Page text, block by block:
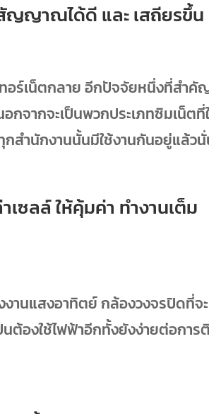
สัญญาณได้ดี และ เสถียรขึ้น
ทอร์เน็ตกลาย อีกปัจจัยหนึ่งที่สำคั
กจากจะเป็นพวกประเภทซิมเน็ต
ำนักงานนั้นมีใช้งานกันอยู่แล้วนั่
ซลล์ ให้คุ้มค่า ทำงานเต็ม
นแสงอาทิตย์ กล้องวงจรปิดที่จะ
นต้องใช้ไฟฟ้าอีกทั้งยังง่ายต่อกา